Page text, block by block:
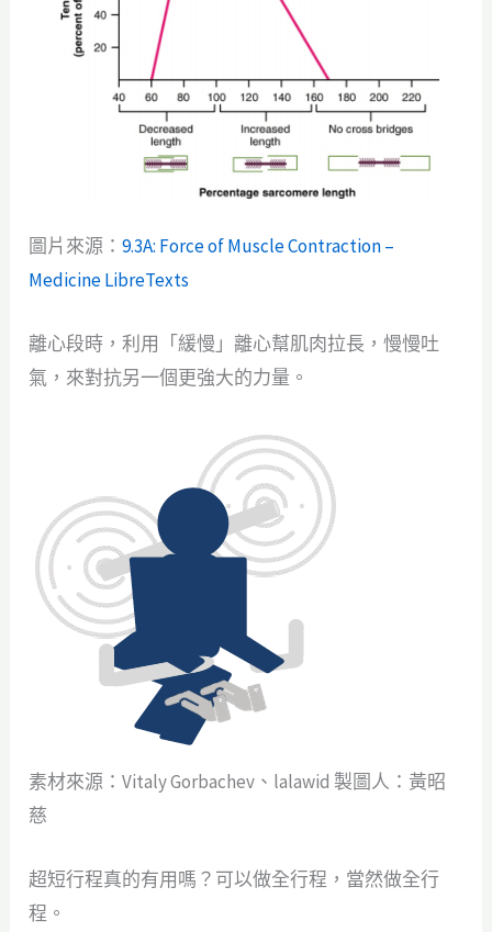
圖片來源：9.3A: Force of Muscle Contraction –
Medicine LibreTexts
離心段時，利用「緩慢」離心幫肌肉拉長，慢慢吐
氣，來對抗另一個更強大的力量。
素材來源：Vitaly Gorbachev、lalawid 製圖人：黃昭
慈
超短行程真的有用嗎？可以做全行程，當然做全行
程。